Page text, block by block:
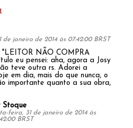
de janeiro de 2014 às 07:42:00 BRST
"LEITOR NÃO COMPRA
eu pensei: aha, agora a Josy
teve outra rs. Adorei a
em dia, mais do que nunca, o
importante quanto a sua obra,
Stoque
feira, 31 de janeiro de 2014 às
BRST